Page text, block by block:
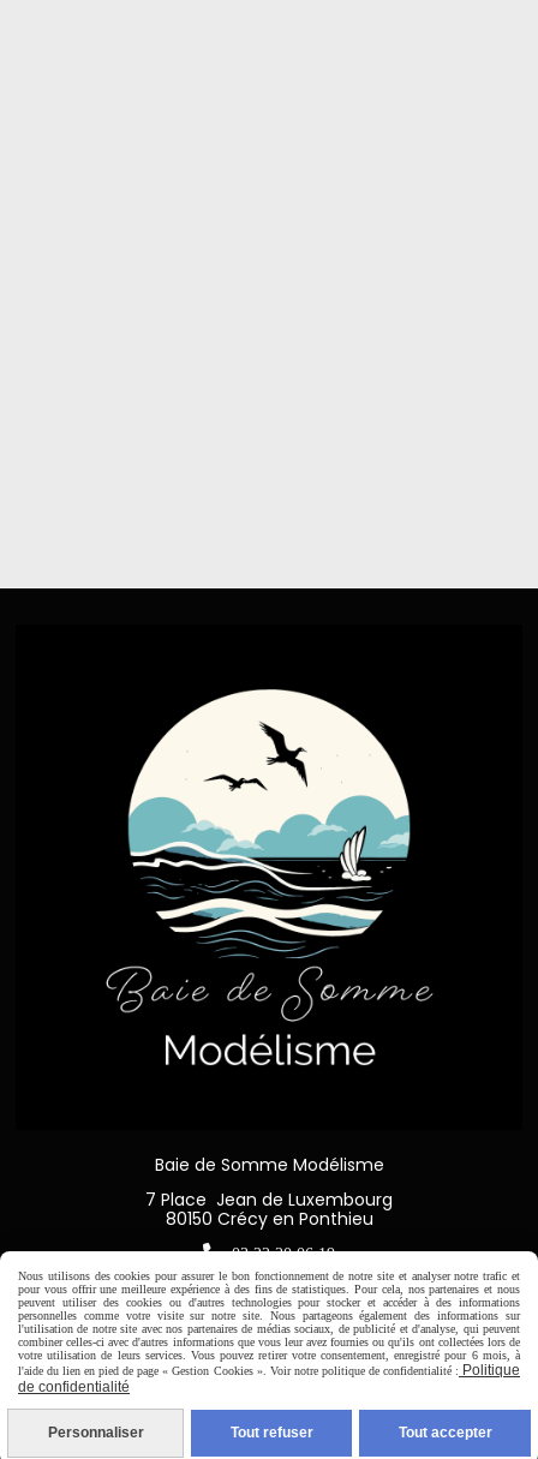
Baie de Somme Modélisme
7 Place Jean de Luxembourg
80150 Crécy en Ponthieu
 03 22 20 06 19
Horaire d'ouverture:
Du Mardi au Samedi de
9H00 - 12H30 / 14H00-18H30
Nous utilisons des cookies pour assurer le bon fonctionnement de notre site et analyser notre trafic et
pour vous offrir une meilleure expérience à des fins de statistiques. Pour cela, nos partenaires et nous
peuvent utiliser des cookies ou d'autres technologies pour stocker et accéder à des informations
personnelles comme votre visite sur notre site. Nous partageons également des informations sur
l'utilisation de notre site avec nos partenaires de médias sociaux, de publicité et d'analyse, qui peuvent
combiner celles-ci avec d'autres informations que vous leur avez fournies ou qu'ils ont collectées lors de
votre utilisation de leurs services. Vous pouvez retirer votre consentement, enregistré pour 6 mois, à
l'aide du lien en pied de page « Gestion Cookies ». Voir notre politique de confidentialité : Politique
de confidentialité
Personnaliser Tout refuser Tout accepter